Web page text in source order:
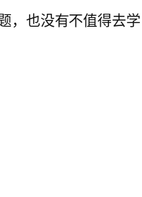
，也没有不值得去学